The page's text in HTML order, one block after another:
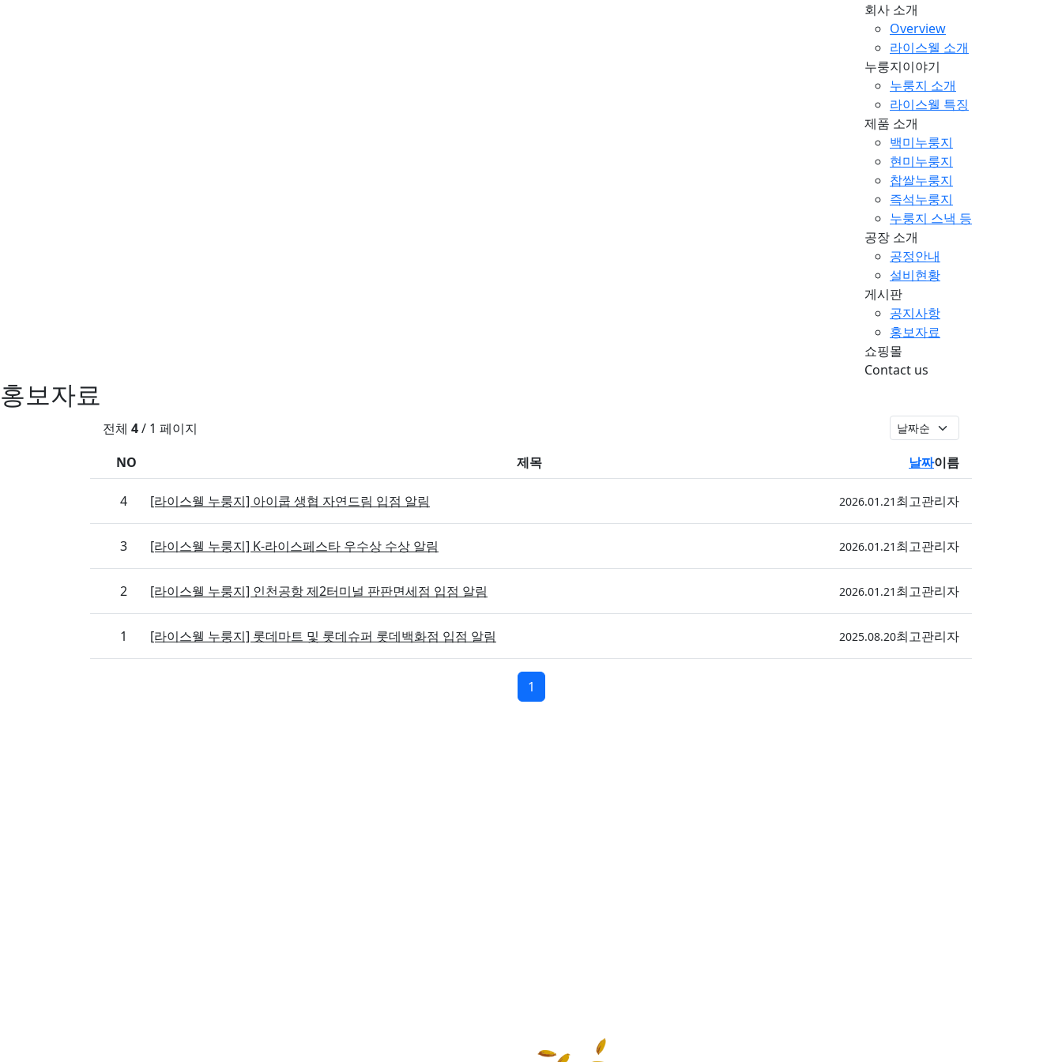
회사 소개
Overview
라이스웰 소개
누룽지이야기
누룽지 소개
라이스웰 특징
제품 소개
백미누룽지
현미누룽지
찹쌀누룽지
즉석누룽지
누룽지 스낵 등
공장 소개
공정안내
설비현황
게시판
공지사항
홍보자료
쇼핑몰
Contact us
홍보자료
전체 4/ 1 페이지
NO
제목 날짜이름
4 [라이스웰 누룽지] 아이쿱 생협 자연드림 입점 알림 2026.01.21 등록
최고관리자
3 [라이스웰 누룽지] K-라이스페스타 우수상 수상 알림 2026.01.21 등록
최고관리자
2 [라이스웰 누룽지] 인천공항 제2터미널 판판면세점 입점 알림 2026.01.21 등록
최고관리자
1 [라이스웰 누룽지] 롯데마트 및 롯데슈퍼 롯데백화점 입점 알림 2025.08.20등록
최고관리자
1